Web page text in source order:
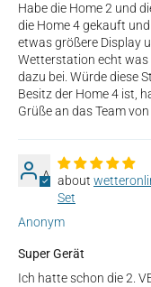
Habe die Home 2 und
die Home 4 gekauft
etwas größere Display
Wetterstation echt was
dazu bei. Würde diese
Besitz der Home 4 ist,
Grüße an das Team
A
Set
Anonym
Super Gerät
Ich hatte schon die 2.